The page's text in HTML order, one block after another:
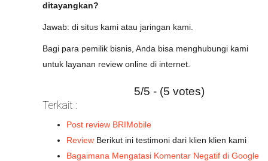
ditayangkan?
Jawab: di situs kami atau jaringan kami.
Bagi para pemilik bisnis, Anda bisa menghubungi kami
untuk layanan review online di internet.
5/5 - (5 votes)
Terkait :
Post review BRIMobile
Review Berikut ini testimoni dari klien klien kami
Bagaimana Mengatasi Komentar Negatif di Google